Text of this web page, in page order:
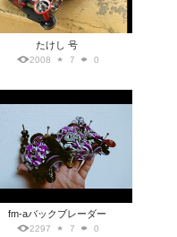
たけし 号
2008 7 0
fm-aバックブレーダー
2297 7 0